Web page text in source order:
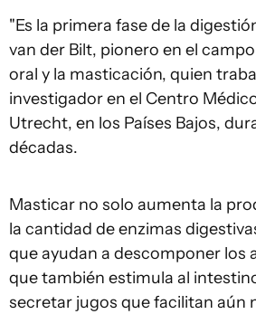
"Es la primera fase de la
van der Bilt, pionero en el
oral y la masticación, quien
investigador en el Centro
Utrecht, en los Países Bajos,
décadas.
Masticar no solo aumenta la
la cantidad de enzimas
que ayudan a descomponer los
que también estimula al
secretar jugos que facilitan aún